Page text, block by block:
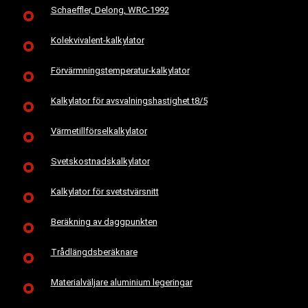
Schaeffler, Delong, WRC-1992
Kolekvivalent-kalkylator
Förvärmningstemperatur-kalkylator
Kalkylator för avsvalningshastighet t8/5
Värmetillförselkalkylator
Svetskostnadskalkylator
Kalkylator för svetstvärsnitt
Beräkning av daggpunkten
Trådlängdsberäknare
Materialväljare aluminium legeringar